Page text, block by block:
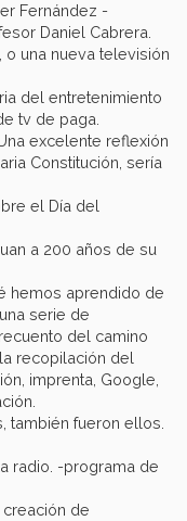
Fernández -
Daniel Cabrera.
una nueva televisión
del entretenimiento
tv de paga.
excelente reflexión
Constitución, sería
el Día del
a 200 años de su
hemos aprendido de
serie de
del camino
recopilación del
imprenta, Google,
también fueron ellos.
radio. -programa de
creación de